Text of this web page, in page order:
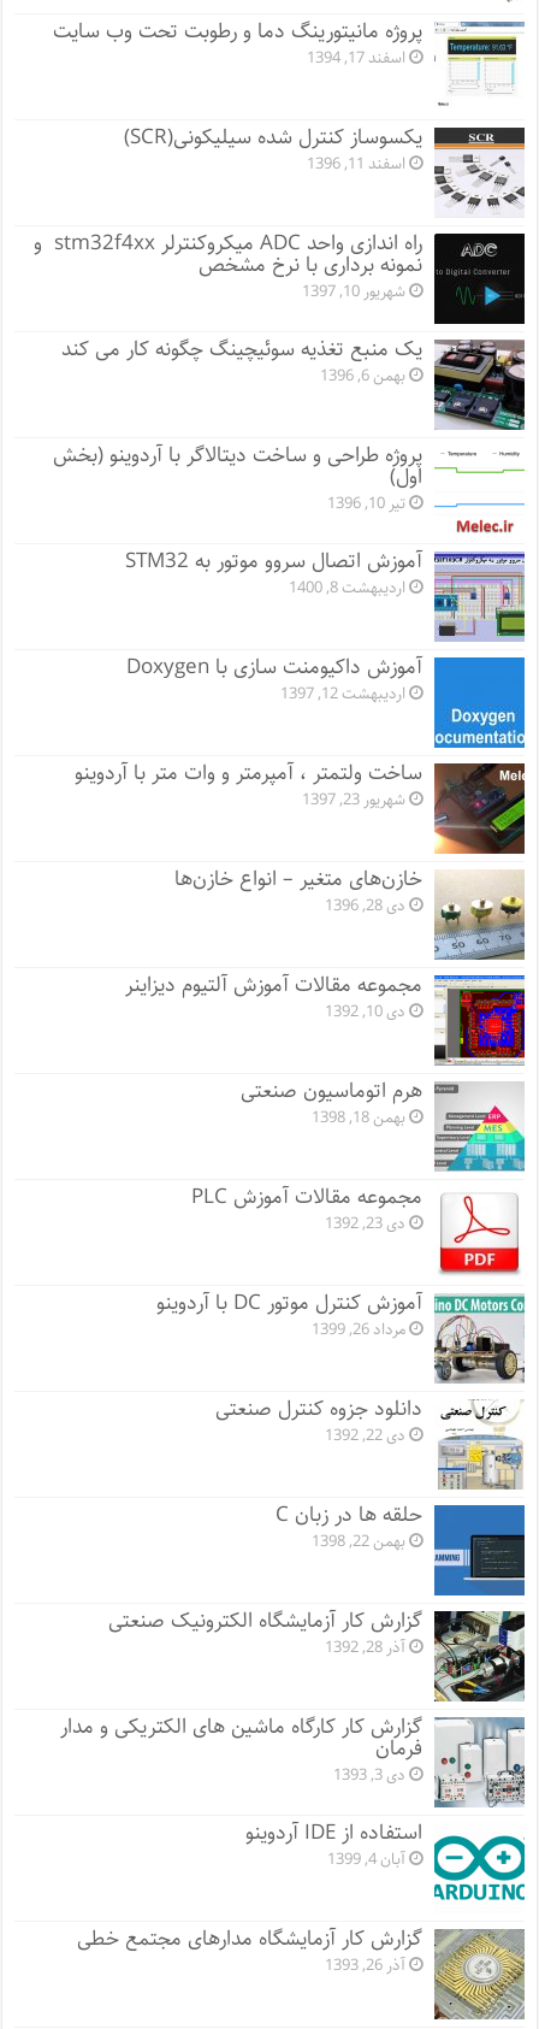
پروژه مانيتورينگ دما و رطوبت تحت وب سایت
اسفند 17, 1394
یکسوساز کنترل شده سیلیکونی(SCR)
اسفند 11, 1396
راه اندازی واحد ADC میکروکنترلر stm32f4xx و
نمونه برداری با نرخ مشخص
شهریور 10, 1397
یک منبع تغذیه سوئیچینگ چگونه کار می کند
بهمن 6, 1396
پروژه طراحی و ساخت دیتالاگر با آردوینو (بخش
اول)
تیر 10, 1396
آموزش اتصال سروو موتور به STM32
اردیبهشت 8, 1400
آموزش داکیومنت سازی با Doxygen
اردیبهشت 12, 1397
ساخت ولتمتر ، آمپرمتر و وات متر با آردوینو
شهریور 23, 1397
خازن‌های متغیر – انواع خازن‌ها
دی 28, 1396
مجموعه مقالات آموزش آلتیوم دیزاینر
دی 10, 1392
هرم اتوماسیون صنعتی
بهمن 18, 1398
مجموعه مقالات آموزش PLC
دی 23, 1392
آموزش کنترل موتور DC با آردوینو
مرداد 26, 1399
دانلود جزوه کنترل صنعتی
دی 22, 1392
حلقه ها در زبان C
بهمن 22, 1398
گزارش کار آزمایشگاه الکترونیک صنعتی
آذر 28, 1392
گزارش کار کارگاه ماشین های الکتریکی و مدار
فرمان
دی 3, 1393
استفاده از IDE آردوینو
آبان 4, 1399
گزارش کار آزمایشگاه مدارهای مجتمع خطی
آذر 26, 1393